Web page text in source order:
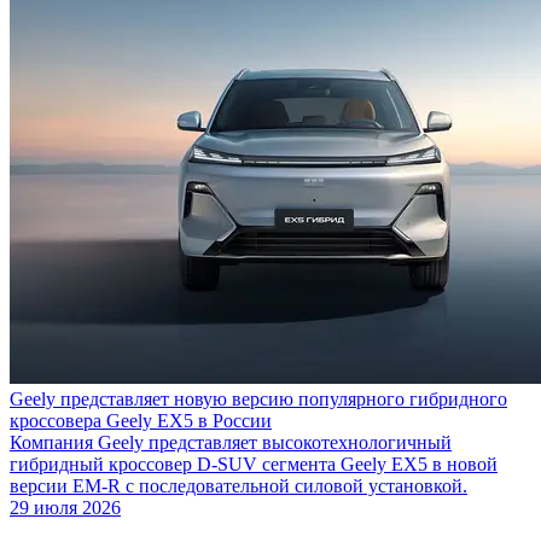
Geely представляет новую версию популярного гибридного
кроссовера Geely EX5 в России
Компания Geely представляет высокотехнологичный
гибридный кроссовер D-SUV сегмента Geely EX5 в новой
версии EM-R с последовательной силовой установкой.
29 июля 2026